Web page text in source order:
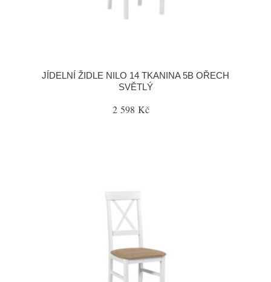
JÍDELNÍ ŽIDLE NILO 14 TKANINA 5B OŘECH
SVĚTLÝ
2 598 Kč